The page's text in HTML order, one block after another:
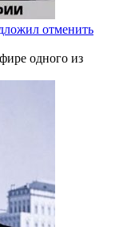
отменить
одного из